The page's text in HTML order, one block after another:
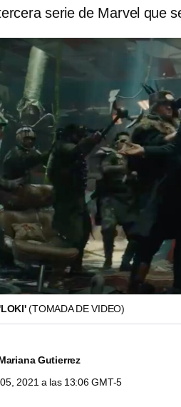
serie de Marvel que
(TOMADA DE VIDEO)
Gutierrez
2021 a las 13:06 GMT-5